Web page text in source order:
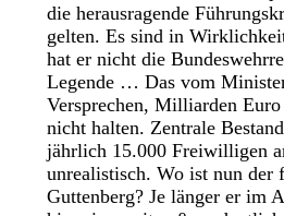
die herausragende
gelten. Es sind in
hat er nicht die
Legende … Das vom
Versprechen, Milliarden
nicht halten. Zentrale
jährlich 15.000 Freiwilligen
unrealistisch. Wo ist nun der
Guttenberg? Je länger er im